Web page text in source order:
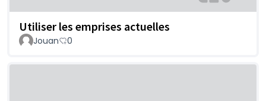
Utiliser les emprises actuelles
Jouan 0